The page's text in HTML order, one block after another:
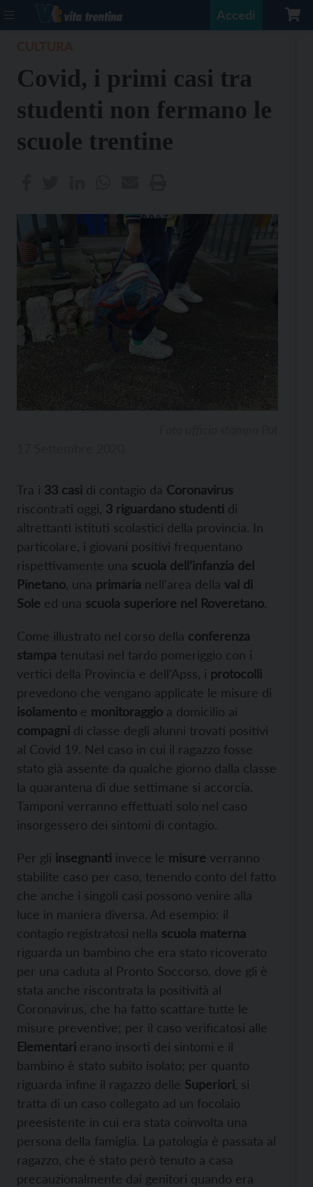
Accedi
Covid, i primi casi tra
studenti non fermano le
scuole trentine
Tra i 33 casi di contagio da Coronavirus
riscontrati oggi, 3 riguardano studenti di
altrettanti istituti scolastici della provincia. In
particolare, i giovani positivi frequentano
rispettivamente una scuola dell’infanzia del
Pinetano , una primaria nell’area della val di
Sole ed una scuola superiore nel Roveretano.
Come illustrato nel corso della conferenza
stampa tenutasi nel tardo pomeriggio con i
vertici della Provincia e dell’Apss, i protocolli
prevedono che vengano applicate le misure di
isolamento e monitoraggio a domicilio ai
compagni di classe degli alunni trovati positivi
al Covid 19. Nel caso in cui il ragazzo fosse
stato già assente da qualche giorno dalla classe
la quarantena di due settimane si accorcia.
Tamponi verranno effettuati solo nel caso
insorgessero dei sintomi di contagio.
Per gli insegnanti invece le misure verranno
stabilite caso per caso, tenendo conto del fatto
che anche i singoli casi possono venire alla
luce in maniera diversa. Ad esempio: il
contagio registratosi nella scuola materna
riguarda un bambino che era stato ricoverato
per una caduta al Pronto Soccorso, dove gli è
stata anche riscontrata la positività al
Coronavirus, che ha fatto scattare tutte le
misure preventive; per il caso verificatosi alle
Elementari erano insorti dei sintomi e il
bambino è stato subito isolato; per quanto
riguarda infine il ragazzo delle Superiori , si
tratta di un caso collegato ad un focolaio
preesistente in cui era stata coinvolta una
persona della famiglia. La patologia è passata al
ragazzo, che è stato però tenuto a casa
precauzionalmente dai genitori quando era